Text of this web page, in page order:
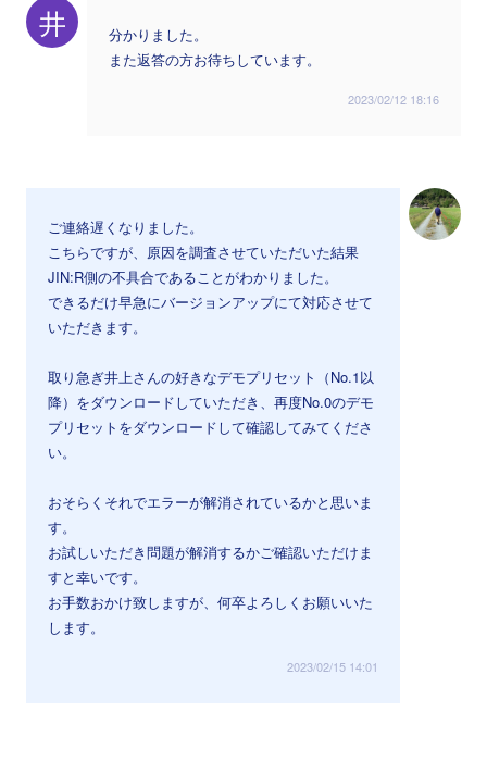
井
分かりました。
また返答の方お待ちしています。
2023/02/12 18:16
ご連絡遅くなりました。
こちらですが、原因を調査させていただいた結果
JIN:R側の不具合であることがわかりました。
できるだけ早急にバージョンアップにて対応させて
いただきます。
取り急ぎ井上さんの好きなデモプリセット（No.1以
降）をダウンロードしていただき、再度No.0のデモ
プリセットをダウンロードして確認してみてくださ
い。
おそらくそれでエラーが解消されているかと思いま
す。
お試しいただき問題が解消するかご確認いただけま
すと幸いです。
お手数おかけ致しますが、何卒よろしくお願いいた
します。
2023/02/15 14:01